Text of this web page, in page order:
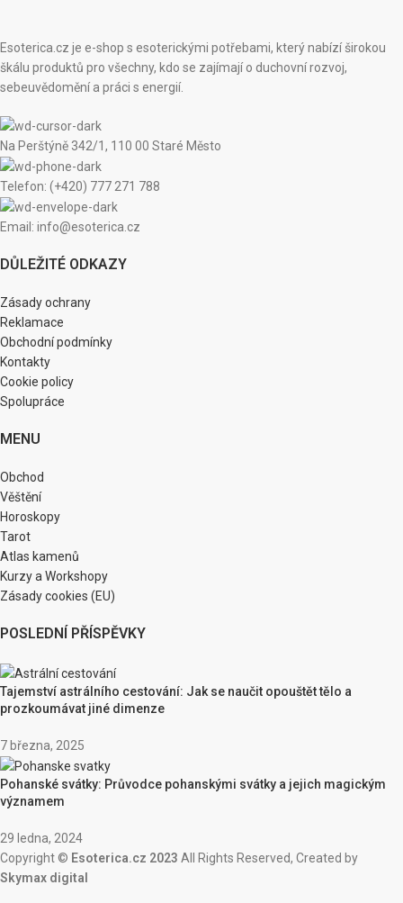
Esoterica.cz je e-shop s esoterickými potřebami, který nabízí širokou
škálu produktů pro všechny, kdo se zajímají o duchovní rozvoj,
sebeuvědomění a práci s energií.
Na Perštýně 342/1, 110 00 Staré Město
Telefon: (+420) 777 271 788
Email: info@esoterica.cz
DŮLEŽITÉ ODKAZY
Zásady ochrany
Reklamace
Obchodní podmínky
Kontakty
Cookie policy
Spolupráce
MENU
Obchod
Věštění
Horoskopy
Tarot
Atlas kamenů
Kurzy a Workshopy
Zásady cookies (EU)
POSLEDNÍ PŘÍSPĚVKY
Tajemství astrálního cestování: Jak se naučit opouštět tělo a
prozkoumávat jiné dimenze
7 března, 2025
Pohanské svátky: Průvodce pohanskými svátky a jejich magickým
významem
29 ledna, 2024
Copyright © Esoterica.cz 2023 All Rights Reserved, Created by
Skymax digital